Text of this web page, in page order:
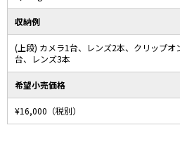
収納例
(上段) カメラ1台、レンズ2本、クリップオ
台、レンズ3本
希望小売価格
¥16,000（税別）